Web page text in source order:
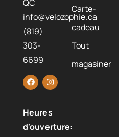
QC
info@velozophie.ca
(819)
303-
6699
Heures
d'ouverture:
Carte-
cadeau
Tout
magasiner